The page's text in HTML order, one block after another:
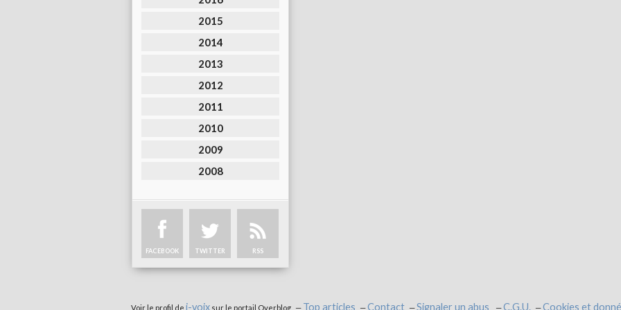
2015
2014
2013
2012
2011
2010
2009
2008
FACEBOOK TWITTER RSS
Voir le profil de i-voixsur le portail Overblog Top articles Contact Signaler un abus C.G.U. Cookies et